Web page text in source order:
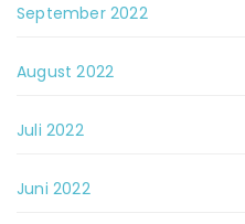
September 2022
August 2022
Juli 2022
Juni 2022